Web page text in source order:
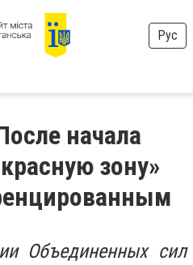
Рус
начала
зону»
Объединенных сил